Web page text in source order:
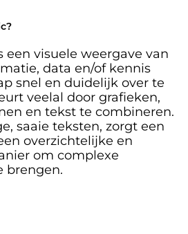
een visuele weergave van
data en/of kennis
snel en duidelijk over te
veelal door grafieken,
en tekst te combineren.
saaie teksten, zorgt een
overzichtelijke en
om complexe
brengen.